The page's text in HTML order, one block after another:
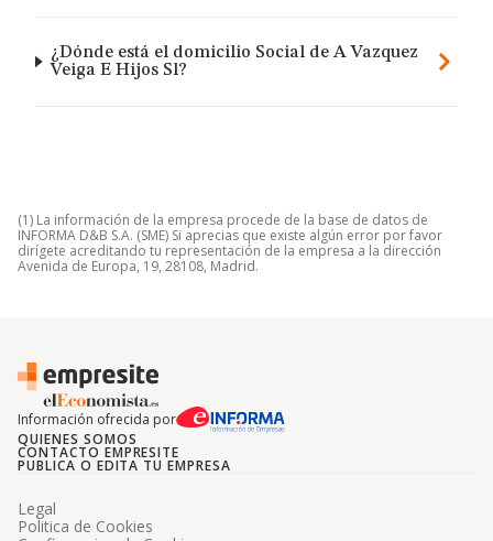
¿Dónde está el domicilio Social de A Vazquez
Veiga E Hijos Sl?
(1) La información de la empresa procede de la base de datos de
INFORMA D&B S.A. (SME) Si aprecias que existe algún error por favor
dirígete acreditando tu representación de la empresa a la dirección
Avenida de Europa, 19, 28108, Madrid.
Información ofrecida por
QUIENES SOMOS
CONTACTO EMPRESITE
PUBLICA O EDITA TU EMPRESA
Legal
Politica de Cookies